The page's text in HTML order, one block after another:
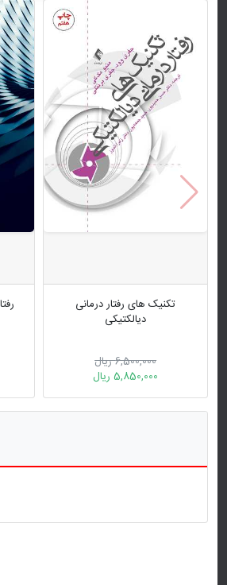
تکنیک های رفتار درمانی
دیالکتیکی
6,500,000 ریال
5,850,000 ریال